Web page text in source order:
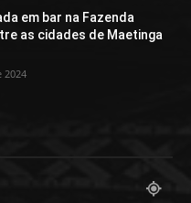
em bar na Fazenda
as cidades de Maetinga
2024